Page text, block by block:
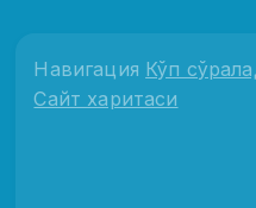
Навигация Кўп
Сайт харитаси